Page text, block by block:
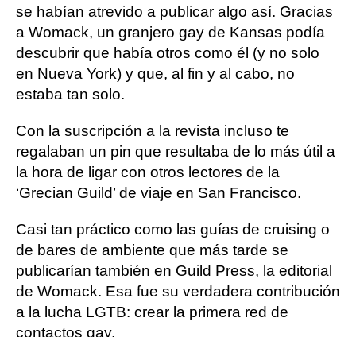
se habían atrevido a publicar algo así. Gracias
a Womack, un granjero gay de Kansas podía
descubrir que había otros como él (y no solo
en Nueva York) y que, al fin y al cabo, no
estaba tan solo.
Con la suscripción a la revista incluso te
regalaban un pin que resultaba de lo más útil a
la hora de ligar con otros lectores de la
‘Grecian Guild’ de viaje en San Francisco.
Casi tan práctico como las guías de cruising o
de bares de ambiente que más tarde se
publicarían también en Guild Press, la editorial
de Womack. Esa fue su verdadera contribución
a la lucha LGTB: crear la primera red de
contactos gay.